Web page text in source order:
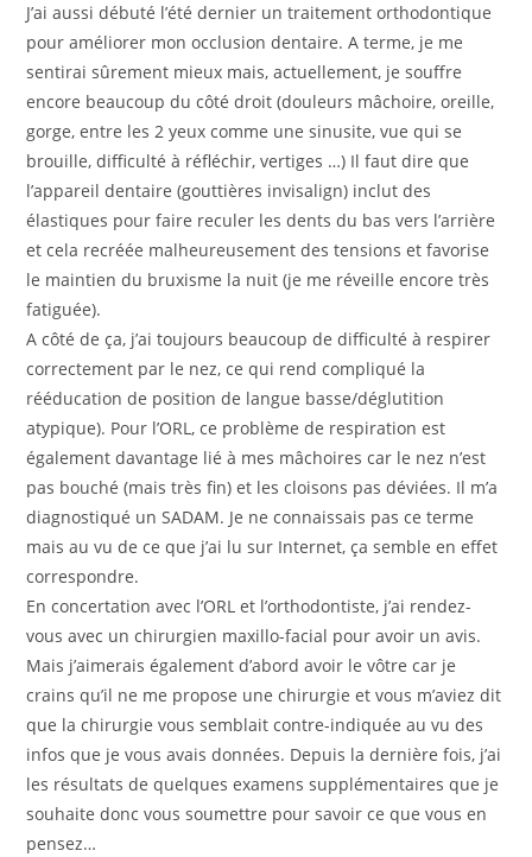
J’ai aussi débuté l’été dernier un traitement orthodontique
pour améliorer mon occlusion dentaire. A terme, je me
sentirai sûrement mieux mais, actuellement, je souffre
encore beaucoup du côté droit (douleurs mâchoire, oreille,
gorge, entre les 2 yeux comme une sinusite, vue qui se
brouille, difficulté à réfléchir, vertiges …) Il faut dire que
l’appareil dentaire (gouttières invisalign) inclut des
élastiques pour faire reculer les dents du bas vers l’arrière
et cela recréée malheureusement des tensions et favorise
le maintien du bruxisme la nuit (je me réveille encore très
fatiguée).
A côté de ça, j’ai toujours beaucoup de difficulté à respirer
correctement par le nez, ce qui rend compliqué la
rééducation de position de langue basse/déglutition
atypique). Pour l’ORL, ce problème de respiration est
également davantage lié à mes mâchoires car le nez n’est
pas bouché (mais très fin) et les cloisons pas déviées. Il m’a
diagnostiqué un SADAM. Je ne connaissais pas ce terme
mais au vu de ce que j’ai lu sur Internet, ça semble en effet
correspondre.
En concertation avec l’ORL et l’orthodontiste, j’ai rendez-
vous avec un chirurgien maxillo-facial pour avoir un avis.
Mais j’aimerais également d’abord avoir le vôtre car je
crains qu’il ne me propose une chirurgie et vous m’aviez dit
que la chirurgie vous semblait contre-indiquée au vu des
infos que je vous avais données. Depuis la dernière fois, j’ai
les résultats de quelques examens supplémentaires que je
souhaite donc vous soumettre pour savoir ce que vous en
pensez…